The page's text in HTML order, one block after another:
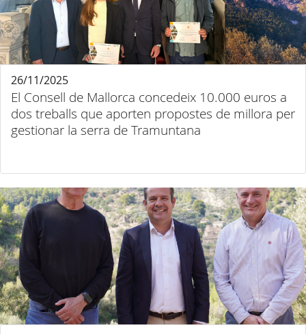
El Consell de Mallorca concedeix 10.000 euros a
dos treballs que aporten propostes de millora per
gestionar la serra de Tramuntana
26/11/2025